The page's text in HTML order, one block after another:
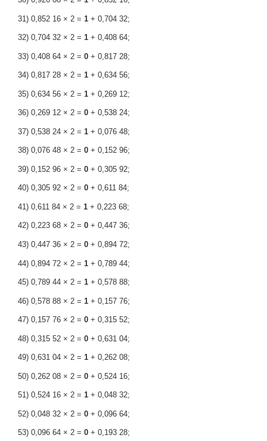
31) 0,852 16 × 2 = 1+ 0,704 32;
32) 0,704 32 × 2 = 1+ 0,408 64;
33) 0,408 64 × 2 = 0+ 0,817 28;
34) 0,817 28 × 2 = 1+ 0,634 56;
35) 0,634 56 × 2 = 1+ 0,269 12;
36) 0,269 12 × 2 = 0+ 0,538 24;
37) 0,538 24 × 2 = 1+ 0,076 48;
38) 0,076 48 × 2 = 0+ 0,152 96;
39) 0,152 96 × 2 = 0+ 0,305 92;
40) 0,305 92 × 2 = 0+ 0,611 84;
41) 0,611 84 × 2 = 1+ 0,223 68;
42) 0,223 68 × 2 = 0+ 0,447 36;
43) 0,447 36 × 2 = 0+ 0,894 72;
44) 0,894 72 × 2 = 1+ 0,789 44;
45) 0,789 44 × 2 = 1+ 0,578 88;
46) 0,578 88 × 2 = 1+ 0,157 76;
47) 0,157 76 × 2 = 0+ 0,315 52;
48) 0,315 52 × 2 = 0+ 0,631 04;
49) 0,631 04 × 2 = 1+ 0,262 08;
50) 0,262 08 × 2 = 0+ 0,524 16;
51) 0,524 16 × 2 = 1+ 0,048 32;
52) 0,048 32 × 2 = 0+ 0,096 64;
53) 0,096 64 × 2 = 0+ 0,193 28;